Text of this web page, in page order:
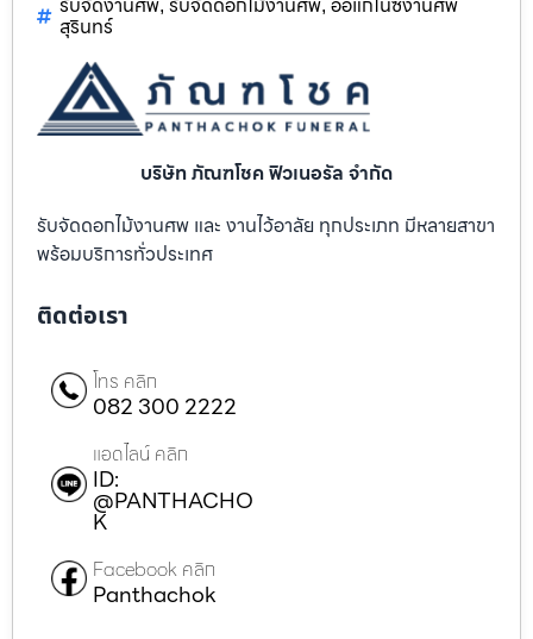
, ,
สุรินทร์
บริษัท ภัณฑโชค ฟิวเนอรัล จำกัด
รับจัดดอกไม้งานศพ และ งานไว้อาลัย ทุกประเภท มีหลายสาขา
พร้อมบริการทั่วประเทศ
ติดต่อเรา
โทร คลิก
082 300 2222
แอดไลน์ คลิก
ID:
@PANTHACHO
K
Facebook คลิก
Panthachok